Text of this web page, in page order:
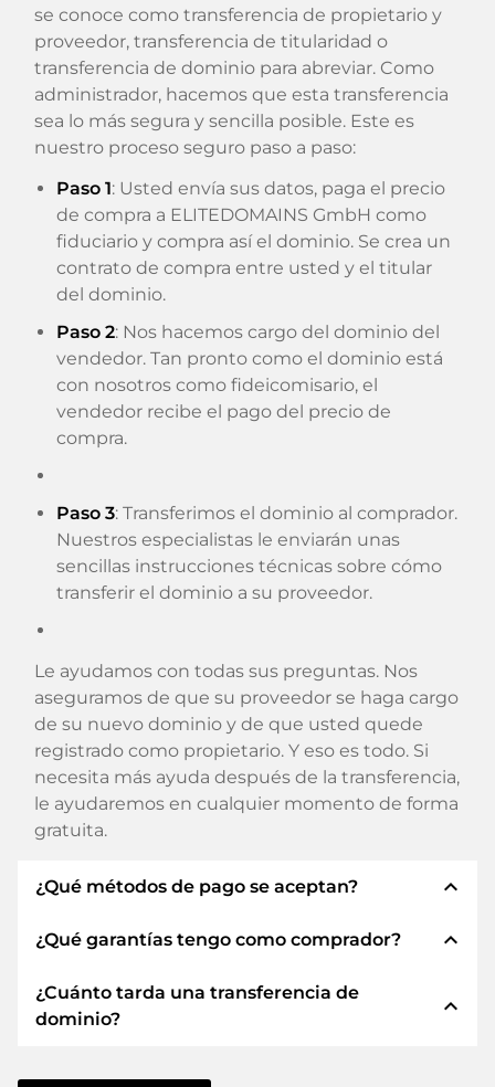
se conoce como transferencia de propietario y
proveedor, transferencia de titularidad o
transferencia de dominio para abreviar. Como
administrador, hacemos que esta transferencia
sea lo más segura y sencilla posible. Este es
nuestro proceso seguro paso a paso:
Paso 1: Usted envía sus datos, paga el precio
de compra a ELITEDOMAINS GmbH como
fiduciario y compra así el dominio. Se crea un
contrato de compra entre usted y el titular
del dominio.
Paso 2: Nos hacemos cargo del dominio del
vendedor. Tan pronto como el dominio está
con nosotros como fideicomisario, el
vendedor recibe el pago del precio de
compra.
Paso 3: Transferimos el dominio al comprador.
Nuestros especialistas le enviarán unas
sencillas instrucciones técnicas sobre cómo
transferir el dominio a su proveedor.
Le ayudamos con todas sus preguntas. Nos
aseguramos de que su proveedor se haga cargo
de su nuevo dominio y de que usted quede
registrado como propietario. Y eso es todo. Si
necesita más ayuda después de la transferencia,
le ayudaremos en cualquier momento de forma
gratuita.
¿Qué métodos de pago se aceptan? expand_less
Utilizamos SEPA como prepago y utilizamos
para los métodos de pago disponibles como:
Tarjetas de crédito, PayPal, Klarna, ApplePay,
¿Qué garantías tengo como comprador? expand_less
Siempre le garantizamos como comprador las
siguientes seguridades. Esto es lo que
¿Cuánto tarda una transferencia de
dominio?
expand_less
La transferencia de dominio a un nuevo